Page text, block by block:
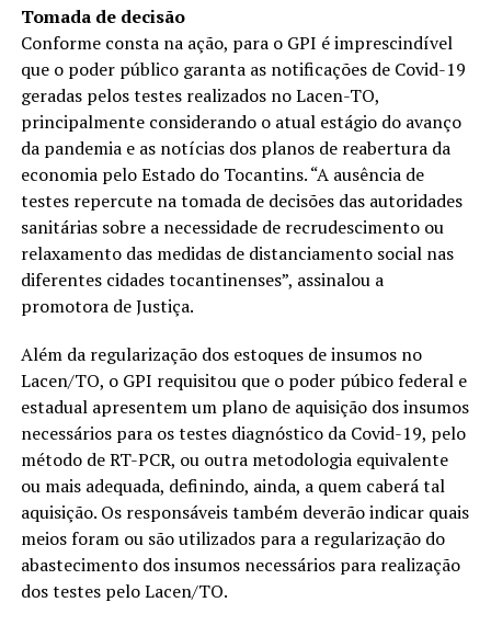
Tomada de decisão
Conforme consta na ação, para o GPI é imprescindível
que o poder público garanta as notificações de Covid-19
geradas pelos testes realizados no Lacen-TO,
principalmente considerando o atual estágio do avanço
da pandemia e as notícias dos planos de reabertura da
economia pelo Estado do Tocantins. “A ausência de
testes repercute na tomada de decisões das autoridades
sanitárias sobre a necessidade de recrudescimento ou
relaxamento das medidas de distanciamento social nas
diferentes cidades tocantinenses”, assinalou a
promotora de Justiça.
Além da regularização dos estoques de insumos no
Lacen/TO, o GPI requisitou que o poder púbico federal e
estadual apresentem um plano de aquisição dos insumos
necessários para os testes diagnóstico da Covid-19, pelo
método de RT-PCR, ou outra metodologia equivalente
ou mais adequada, definindo, ainda, a quem caberá tal
aquisição. Os responsáveis também deverão indicar quais
meios foram ou são utilizados para a regularização do
abastecimento dos insumos necessários para realização
dos testes pelo Lacen/TO.